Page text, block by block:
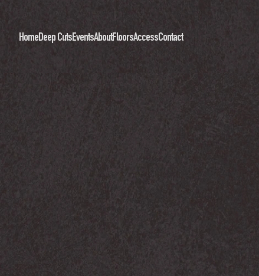
HomeDeep CutsEventsAboutFloorsAccessContact